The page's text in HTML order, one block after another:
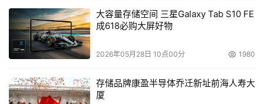
查工作来看，我们的账目是很清楚的。一旦自查工作完成，
我们将宣布我们的最新审计报告。
务领域，请说说其中的原因所在。
大容量存储空间 三星Galaxy Tab S10 FE
成618必购大屏好物
2026年05月28日 10点00分 1980
存储品牌康盈半导体乔迁新址前海人寿大
厦